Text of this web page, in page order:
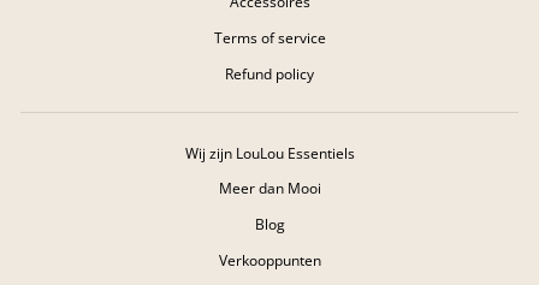
Terms of service
Refund policy
Wij zijn LouLou Essentiels
Meer dan Mooi
Blog
Verkooppunten